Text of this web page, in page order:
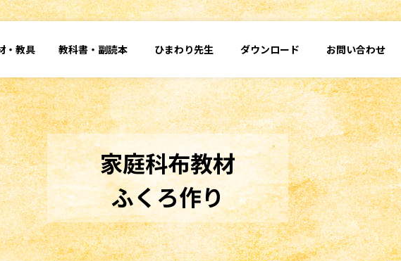
・教具 教科書・ 副読本 ひまわり先生 ダウンロード お問い合わせ
家庭科布教材
ふくろ作り